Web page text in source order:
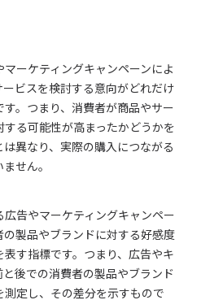
ーケティングキャンペーンによ
ビスを検討する意向がどれだけ
。つまり、消費者が商品やサー
る可能性が高まったかどうかを
異なり、実際の購入につながる
せん。
告やマーケティングキャンペー
製品やブランドに対する好感度
す指標です。つまり、広告やキ
後での消費者の製品やブランド
定し、その差分を示すもので